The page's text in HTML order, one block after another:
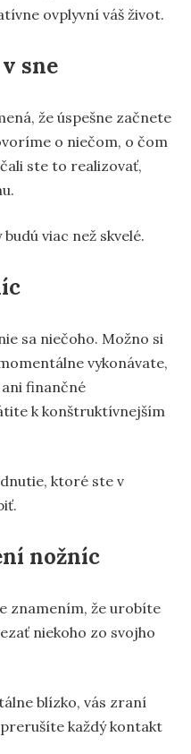
ovplyvní váš život.
sne
že úspešne začnete
o niečom, o čom
ste to realizovať,
viac než skvelé.
sa niečoho. Možno si
vykonávate,
finančné
k konštruktívnejším
ktoré ste v
nožníc
znamením, že urobíte
niekoho zo svojho
blízko, vás zraní
každý kontakt